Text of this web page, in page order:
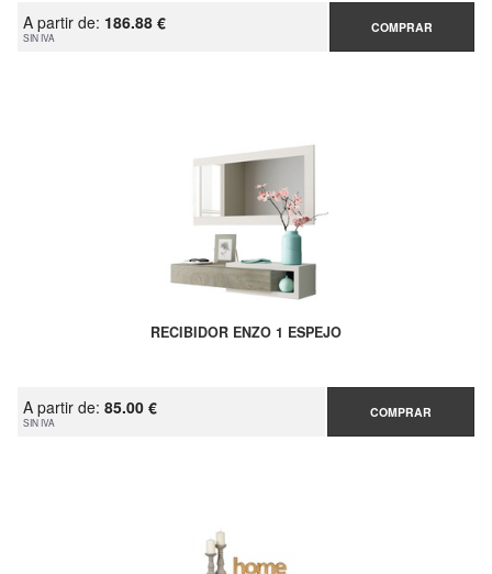
A partir de: 186.88 €
SIN IVA
COMPRAR
RECIBIDOR ENZO 1 ESPEJO
A partir de: 85.00 €
SIN IVA
COMPRAR